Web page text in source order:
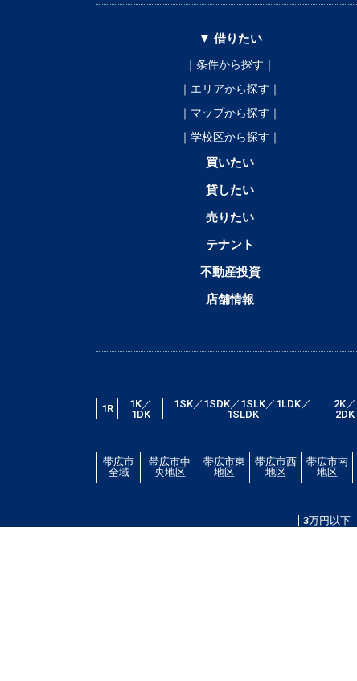
▼ 借りたい
｜条件から探す｜
｜エリアから探す｜
｜マップから探す｜
｜学校区から探す｜
買いたい
貸したい
売りたい
テナント
不動産投資
店舗情報
1R
1K／
1DK
1SK／1SDK／1SLK／1LDK／
1SLDK
2K／
2DK
帯広市
全域
帯広市中
央地区
帯広市東
地区
帯広市西
地区
帯広市南
地区
3万円以下